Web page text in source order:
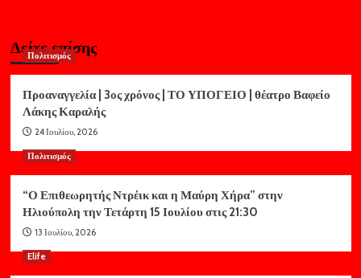
Δείτε επίσης
Πολιτισμός
Προαναγγελία | 3ος χρόνος | ΤΟ ΥΠΟΓΕΙΟ | θέατρο Βαφείο
Λάκης Καραλής
24 Ιουλίου, 2026
Πολιτισμός
“Ο Επιθεωρητής Ντρέικ και η Μαύρη Χήρα” στην
Ηλιούπολη την Τετάρτη 15 Ιουλίου στις 21:30
13 Ιουλίου, 2026
Elife